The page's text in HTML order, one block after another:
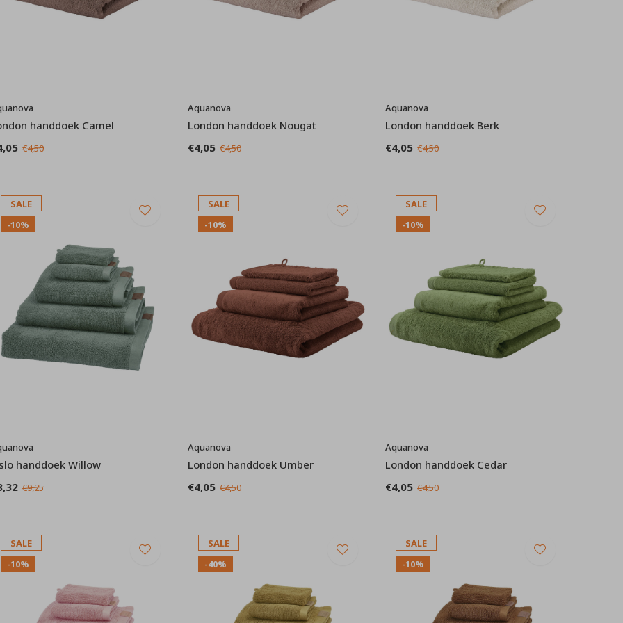
handdoek Camel
€4,50
Aquanova
London handdoek Nougat
€4,05 €4,50
Aquanova
London handdoek Berk
€4,05 €4,50
SALE
-10%
handdoek Willow
€9,25
SALE
-10%
Aquanova
London handdoek Umber
€4,05 €4,50
SALE
-10%
Aquanova
London handdoek Cedar
€4,05 €4,50
SALE
-10%
SALE
-40%
SALE
-10%